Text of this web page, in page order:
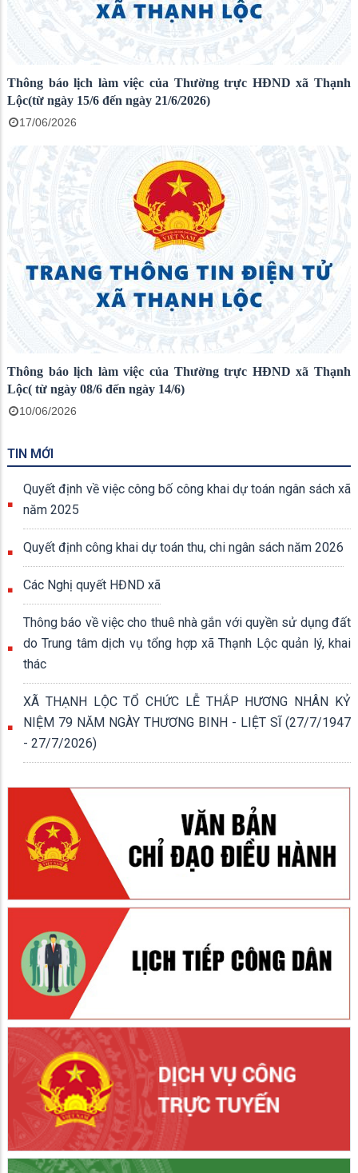
Thông báo lịch làm việc của Thường trực HĐND xã Thạnh
Lộc(từ ngày 15/6 đến ngày 21/6/2026)
17/06/2026
Thông báo lịch làm việc của Thường trực HĐND xã Thạnh
Lộc( từ ngày 08/6 đến ngày 14/6)
10/06/2026
TIN MỚI
Quyết định về việc công bố công khai dự toán ngân sách xã
năm 2025
Quyết định công khai dự toán thu, chi ngân sách năm 2026
Các Nghị quyết HĐND xã
Thông báo về việc cho thuê nhà gắn với quyền sử dụng đất
do Trung tâm dịch vụ tổng hợp xã Thạnh Lộc quản lý, khai
thác
XÃ THẠNH LỘC TỔ CHỨC LỄ THẮP HƯƠNG NHÂN KỶ
NIỆM 79 NĂM NGÀY THƯƠNG BINH - LIỆT SĨ (27/7/1947
- 27/7/2026)